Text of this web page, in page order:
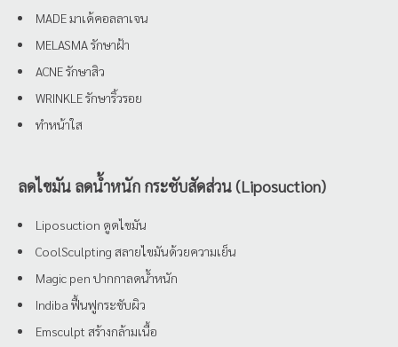
MADE มาเด้คอลลาเจน
MELASMA รักษาฝ้า
ACNE รักษาสิว
WRINKLE รักษาริ้วรอย
ทำหน้าใส
ลดไขมัน ลดน้ำหนัก กระชับสัดส่วน (Liposuction)
Liposuction ดูดไขมัน
CoolSculpting สลายไขมันด้วยความเย็น
Magic pen ปากกาลดน้ำหนัก
Indiba ฟื้นฟูกระชับผิว
Emsculpt สร้างกล้ามเนื้อ